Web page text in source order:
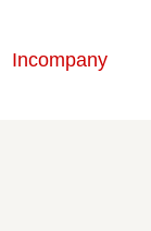
Incompany